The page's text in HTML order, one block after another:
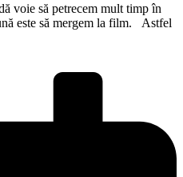
voie să petrecem mult timp în
este să mergem la film. Astfel